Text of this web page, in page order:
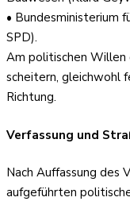
• Bundesministerium
SPD).
Am politischen
scheitern, gleichwohl
Richtung.
Verfassung und
Nach Auffassung des
aufgeführten